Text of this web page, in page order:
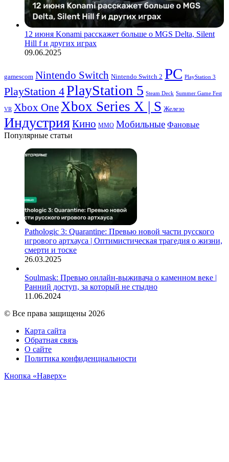
12 июня Konami расскажет больше о MGS Delta, Silent
Hill f и других играх
09.06.2025
gamescom Nintendo Switch Nintendo Switch 2 PC PlayStation 3
PlayStation 4PlayStation 5 Steam Deck Summer Game Fest
VR Xbox One Xbox Series X | S Железо
ИндустрияКино ММО Мобильные Фановые
Популярные статьи
Pathologic 3: Quarantine: Превью новой части русского
игрового артхауса | Оптимистическая трагедия о жизни,
смерти и тоске
26.03.2025
Soulmask: Превью онлайн-выживача о каменном веке |
Ранний доступ, за который не стыдно
11.06.2024
© Все права защищены 2026
Карта сайта
Обратная связь
О сайте
Политика конфиденциальности
Кнопка «Наверх»